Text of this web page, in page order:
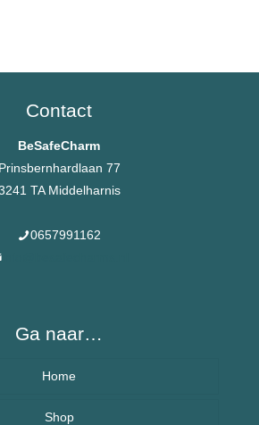
Contact
BeSafeCharm
Prinsbernhardlaan 77
TA Middelharnis
0657991162
Ga naar…
Home
BeSafeCharm – ons verhaal
Shop